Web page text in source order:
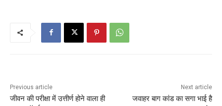
Previous article
जीवन की परीक्षा में उत्तीर्ण होने वाला ही
Next article
जवाहर बाग कांड का सगा भाई है